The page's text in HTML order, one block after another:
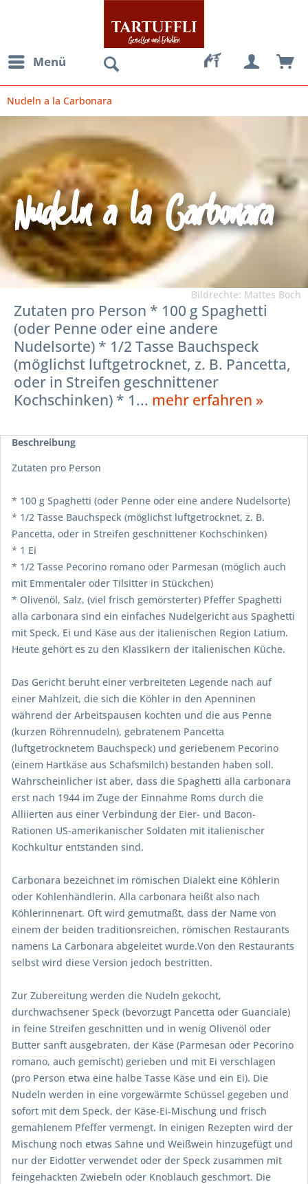
Menü
Nudeln a la Carbonara
Bildrechte: Mattes Boch
Nudeln a la Carbonara
Zutaten pro Person * 100 g Spaghetti
(oder Penne oder eine andere
Nudelsorte) * 1/2 Tasse Bauchspeck
(möglichst luftgetrocknet, z. B. Pancetta,
oder in Streifen geschnittener
Kochschinken) * 1... mehr erfahren »
Beschreibung
Zutaten pro Person
* 100 g Spaghetti (oder Penne oder eine andere Nudelsorte)
* 1/2 Tasse Bauchspeck (möglichst luftgetrocknet, z. B.
Pancetta, oder in Streifen geschnittener Kochschinken)
* 1 Ei
* 1/2 Tasse Pecorino romano oder Parmesan (möglich auch
mit Emmentaler oder Tilsitter in Stückchen)
* Olivenöl, Salz, (viel frisch gemörsterter) Pfeffer Spaghetti
alla carbonara sind ein einfaches Nudelgericht aus Spaghetti
mit Speck, Ei und Käse aus der italienischen Region Latium.
Heute gehört es zu den Klassikern der italienischen Küche.
Das Gericht beruht einer verbreiteten Legende nach auf
einer Mahlzeit, die sich die Köhler in den Apenninen
während der Arbeitspausen kochten und die aus Penne
(kurzen Röhrennudeln), gebratenem Pancetta
(luftgetrocknetem Bauchspeck) und geriebenem Pecorino
(einem Hartkäse aus Schafsmilch) bestanden haben soll.
Wahrscheinlicher ist aber, dass die Spaghetti alla carbonara
erst nach 1944 im Zuge der Einnahme Roms durch die
Alliierten aus einer Verbindung der Eier- und Bacon-
Rationen US-amerikanischer Soldaten mit italienischer
Kochkultur entstanden sind.
Carbonara bezeichnet im römischen Dialekt eine Köhlerin
oder Kohlenhändlerin. Alla carbonara heißt also nach
Köhlerinnenart. Oft wird gemutmaßt, dass der Name von
einem der beiden traditionsreichen, römischen Restaurants
namens La Carbonara abgeleitet wurde.Von den Restaurants
selbst wird diese Version jedoch bestritten.
Zur Zubereitung werden die Nudeln gekocht,
durchwachsener Speck (bevorzugt Pancetta oder Guanciale)
in feine Streifen geschnitten und in wenig Olivenöl oder
Butter sanft ausgebraten, der Käse (Parmesan oder Pecorino
romano, auch gemischt) gerieben und mit Ei verschlagen
(pro Person etwa eine halbe Tasse Käse und ein Ei). Die
Nudeln werden in eine vorgewärmte Schüssel gegeben und
sofort mit dem Speck, der Käse-Ei-Mischung und frisch
gemahlenem Pfeffer vermengt. In einigen Rezepten wird der
Mischung noch etwas Sahne und Weißwein hinzugefügt und
nur der Eidotter verwendet oder der Speck zusammen mit
feingehackten Zwiebeln oder Knoblauch geschmort. Die